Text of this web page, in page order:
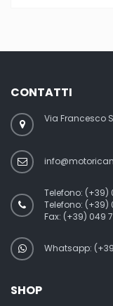
CONTATTI
Via Francesco
Telefono: (+39)
Telefono: (+39)
Fax: (+39) 049
Whatsapp:
SHOP